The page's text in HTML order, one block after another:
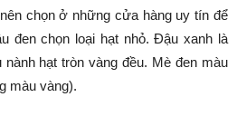
chọn ở những cửa hàng uy tín để
đen chọn loại hạt nhỏ. Đậu xanh là
hạt tròn vàng đều. Mè đen màu
màu vàng).